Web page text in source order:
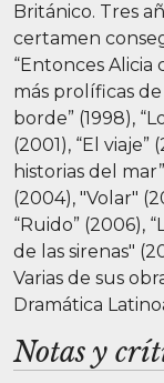
Británico. Tres
certamen
“Entonces Alicia
más prolíficas
borde” (1998),
(2001), “El viaje”
historias del
(2004), "Volar"
“Ruido” (2006),
de las sirenas"
Varias de sus
Dramática
Notas y